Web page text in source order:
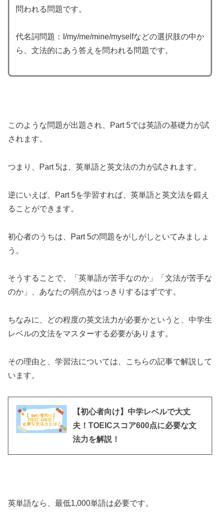
問われる問題です。
代名詞問題：I/my/me/mine/myselfなどの選択肢の中か
ら、文法的にあう答えを問われる問題です。
このような問題が出題され、Part 5では英語の基礎力が試
されます。
つまり、Part 5は、英単語と英文法の力が試されます。
逆にいえば、Part 5を学習すれば、英単語と英文法を鍛え
ることができます。
初心者のうちは、Part 5の問題をがしがしといてみましょ
う。
そうすることで、「英単語が苦手なのか」「文法が苦手な
のか」、あなたの弱点がはっきりするはずです。
ちなみに、どの程度の英文法力が必要かというと、中学生
レベルの文法をマスターする必要があります。
その理由と、学習法については、こちらの記事で解説して
います。
【初心者向け】中学レベルで大丈
夫！TOEICスコア600点に必要な文
法力を解説！
英単語なら、最低1,000単語は必要です。